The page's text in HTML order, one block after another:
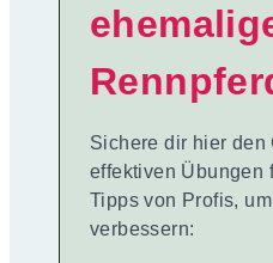
Sichere dir hier den
effektiven Übungen
Tipps von Profis,
verbessern: